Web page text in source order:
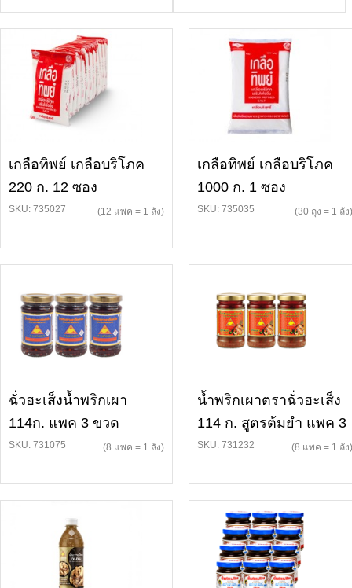
เกลือทิพย์ เกลือบริโภค
220 ก. 12 ซอง
SKU: 735027 (12 แพค = 1 ลัง)
เกลือทิพย์ เกลือบริโภค
1000 ก. 1 ซอง
SKU: 735035 (30 ถุง = 1 ลัง)
ฉั่วฮะเส็งน้ำพริกเผา
114ก. แพค 3 ขวด
SKU: 731075 (8 แพค = 1 ลัง)
น้ำพริกเผาตราฉั่วฮะเส็ง
114 ก. สูตรต้มยำ แพค 3
SKU: 731232 (8 แพค = 1 ลัง)